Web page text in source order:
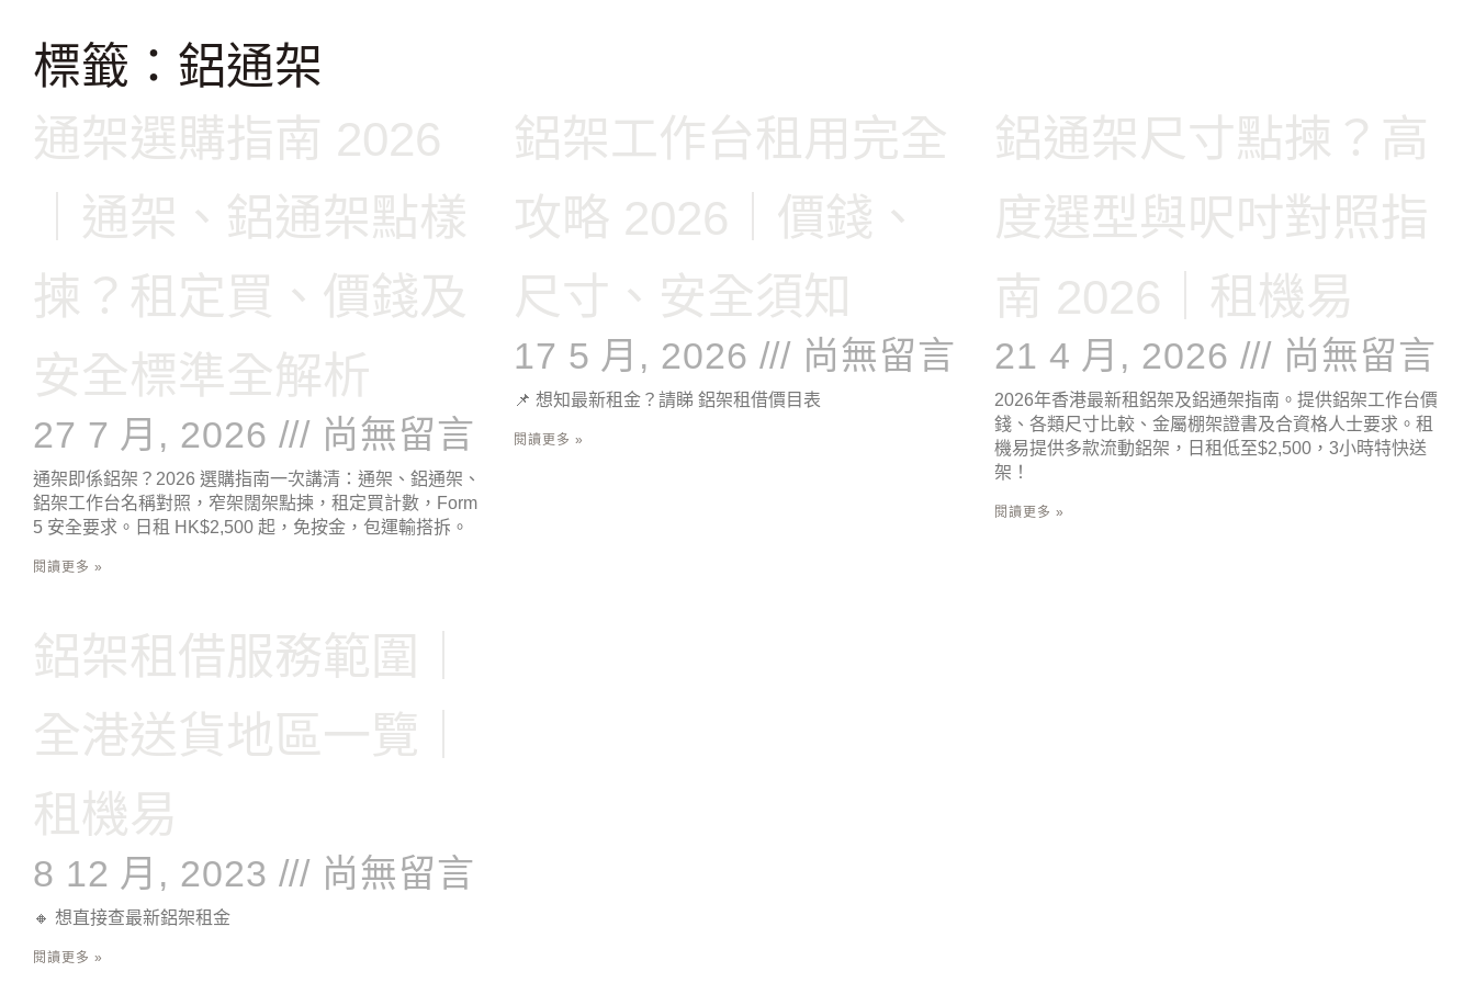
標籤：鋁通架
通架選購指南 2026
｜通架、鋁通架點樣
揀？租定買、價錢及
安全標準全解析
27 7 月, 2026 尚無留言
通架即係鋁架？2026 選購指南一次講清：通架、鋁通架、
鋁架工作台名稱對照，窄架闊架點揀，租定買計數，Form
5 安全要求。日租 HK$2,500 起，免按金，包運輸搭拆。
閱讀更多 »
鋁架工作台租用完全
攻略 2026｜價錢、
尺寸、安全須知
17 5 月, 2026 尚無留言
📌 想知最新租金？請睇 鋁架租借價目表
閱讀更多 »
鋁通架尺寸點揀？高
度選型與呎吋對照指
南 2026｜租機易
21 4 月, 2026 尚無留言
2026年香港最新租鋁架及鋁通架指南。提供鋁架工作台價
錢、各類尺寸比較、金屬棚架證書及合資格人士要求。租
機易提供多款流動鋁架，日租低至$2,500，3小時特快送
架！
閱讀更多 »
鋁架租借服務範圍｜
全港送貨地區一覽｜
租機易
8 12 月, 2023 尚無留言
🔸 想直接查最新鋁架租金
閱讀更多 »